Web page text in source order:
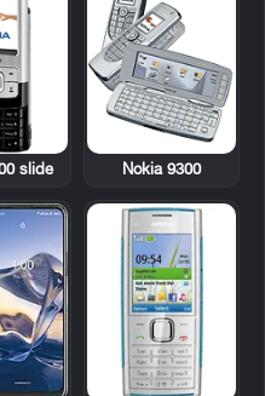
Nokia 9300
slide